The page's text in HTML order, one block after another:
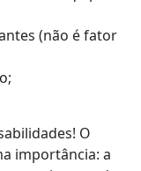
(não é fator
O
importância: a